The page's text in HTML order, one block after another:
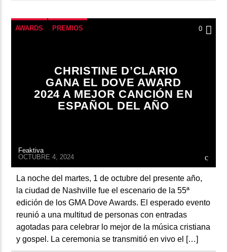
AWARDS PREMIOS 0
CHRISTINE D’CLARIO
GANA EL DOVE AWARD
2024 A MEJOR CANCIÓN EN
ESPAÑOL DEL AÑO
Feaktiva
OCTUBRE 4, 2024
La noche del martes, 1 de octubre del presente año,
la ciudad de Nashville fue el escenario de la 55ª
edición de los GMA Dove Awards. El esperado evento
reunió a una multitud de personas con entradas
agotadas para celebrar lo mejor de la música cristiana
y gospel. La ceremonia se transmitió en vivo el […]